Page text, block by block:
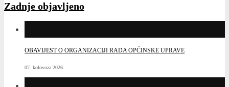
Zadnje objavljeno
OBAVIJEST O ORGANIZACIJI RADA OPĆINSKE UPRAVE
07. kolovoza 2026.